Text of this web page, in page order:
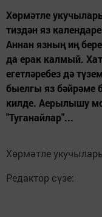
Хөрмәтле
тиздән яз
Аннан язның иң
да ерак калмый.
егетләребез дә
быелгы яз бәйрәме
килде. Аерылышу
"Туганайлар"...
Хөрмәтле
Редактор сүзе: